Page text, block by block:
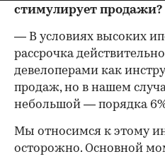
стимулирует продажи?
— В условиях высоких
рассрочка
девелоперами как
продаж, но в нашем
небольшой — порядка 6%
Мы относимся к этому
осторожно. Основной